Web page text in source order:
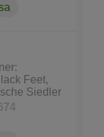
Feet,
Siedler